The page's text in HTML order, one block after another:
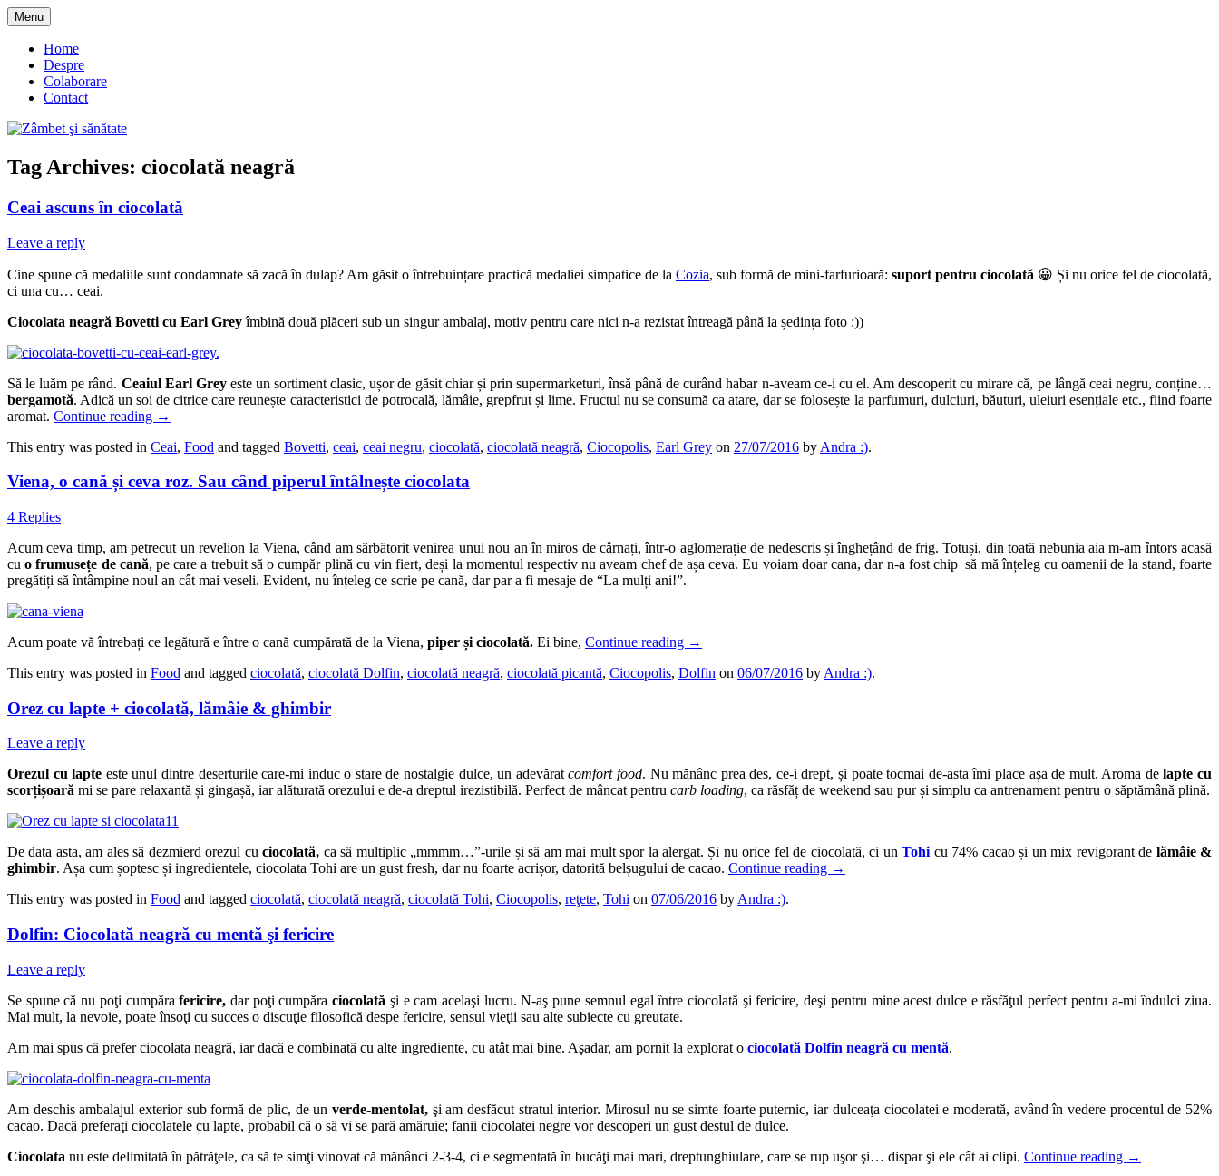
Skip
to
content
Zâmbet şi sănătate
Menu
Home
Despre
Colaborare
Contact
Tag Archives: ciocolată neagră
Ceai ascuns în ciocolată
Leave a reply
Cine spune că medaliile sunt condamnate să zacă în dulap? Am găsit o întrebuințare practică medaliei simpatice de la Cozia, sub formă de mini-farfurioară: suport pentru ciocolată 😀 Și nu orice fel de ciocolată,
ci una cu… ceai.
Ciocolata neagră Bovetti cu Earl Greyîmbină două plăceri sub un singur ambalaj, motiv pentru care nici n-a rezistat întreagă până la ședința foto :))
Să le luăm pe rând. Ceaiul Earl Grey este un sortiment clasic, ușor de găsit chiar și prin supermarketuri, însă până de curând habar n-aveam ce-i cu el. Am descoperit cu mirare că, pe lângă ceai negru, conține…
bergamotă. Adică un soi de citrice care reunește caracteristici de potrocală, lămâie, grepfrut și lime. Fructul nu se consumă ca atare, dar se folosește la parfumuri, dulciuri, băuturi, uleiuri esențiale etc., fiind foarte
aromat. Continue reading →
This entry was posted in Ceai, Food and tagged Bovetti, ceai, ceai negru, ciocolată, ciocolată neagră, Ciocopolis, Earl Grey on 27/07/2016 by Andra :).
Viena, o cană și ceva roz. Sau când piperul întâlnește ciocolata
4 Replies
Acum ceva timp, am petrecut un revelion la Viena, când am sărbătorit venirea unui nou an în miros de cârnați, într-o aglomerație de nedescris și înghețând de frig. Totuși, din toată nebunia aia m-am întors acasă
cuo frumusețe de cană, pe care a trebuit să o cumpăr plină cu vin fiert, deși la momentul respectiv nu aveam chef de așa ceva. Eu voiam doar cana, dar n-a fost chip să mă înțeleg cu oamenii de la stand, foarte
pregătiți să întâmpine noul an cât mai veseli. Evident, nu înțeleg ce scrie pe cană, dar par a fi mesaje de “La mulți ani!”.
Acum poate vă întrebați ce legătură e între o cană cumpărată de la Viena, piper și ciocolată. Ei bine, Continue reading →
This entry was posted in Food and tagged ciocolată, ciocolată Dolfin, ciocolată neagră, ciocolată picantă, Ciocopolis, Dolfin on 06/07/2016 by Andra :).
Orez cu lapte + ciocolată, lămâie & ghimbir
Leave a reply
Orezul cu lapte este unul dintre deserturile care-mi induc o stare de nostalgie dulce, un adevăratcomfort food. Nu mănânc prea des, ce-i drept, și poate tocmai de-asta îmi place așa de mult. Aroma delapte cu
scorțișoară mi se pare relaxantă și gingașă, iar alăturată orezului e de-a dreptul irezistibilă. Perfect de mâncat pentru carb loading, ca răsfăț de weekend sau pur și simplu ca antrenament pentru o săptămână plină.
De data asta, am ales să dezmierd orezul cuciocolată, ca să multiplic „mmmm…”-urile și să am mai mult spor la alergat. Și nu orice fel de ciocolată, ci unTohicu 74% cacao și un mix revigorant de lămâie &
ghimbir. Așa cum șoptesc și ingredientele, ciocolata Tohi are un gust fresh, dar nu foarte acrișor, datorită belșugului de cacao. Continue reading →
This entry was posted in Food and tagged ciocolată, ciocolată neagră, ciocolată Tohi, Ciocopolis, reţete, Tohi on 07/06/2016 byAndra :).
Dolfin: Ciocolată neagră cu mentă şi fericire
Leave a reply
Se spune că nu poţi cumpărafericire, dar poţi cumpăra ciocolată şi e cam acelaşi lucru. N-aş pune semnul egal între ciocolată şi fericire, deşi pentru mine acest dulce e răsfăţul perfect pentru a-mi îndulci ziua.
Mai mult, la nevoie, poate însoţi cu succes o discuţie filosofică despe fericire, sensul vieţii sau alte subiecte cu greutate.
Am mai spus că prefer ciocolata neagră, iar dacă e combinată cu alte ingrediente, cu atât mai bine. Aşadar, am pornit la explorat o ciocolată Dolfin neagră cu mentă.
Am deschis ambalajul exterior sub formă de plic, de un verde-mentolat,şi am desfăcut stratul interior. Mirosul nu se simte foarte puternic, iar dulceaţa ciocolatei e moderată, având în vedere procentul de 52%
cacao. Dacă preferaţi ciocolatele cu lapte, probabil că o să vi se pară amăruie; fanii ciocolatei negre vor descoperi un gust destul de dulce.
Ciocolata nu este delimitată în pătrăţele, ca să te simţi vinovat că mănânci 2-3-4, ci e segmentată în bucăţi mai mari, dreptunghiulare, care se rup uşor şi… dispar şi ele cât ai clipi. Continue reading →